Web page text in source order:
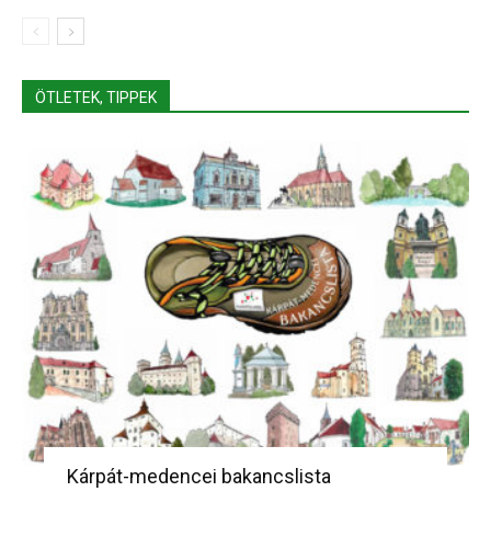
ÖTLETEK, TIPPEK
Kárpát-medencei bakancslista